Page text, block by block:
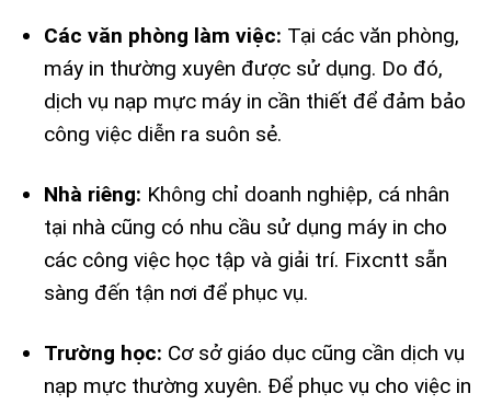
Các văn phòng làm việc: Tại các văn phòng,
máy in thường xuyên được sử dụng. Do đó,
dịch vụ nạp mực máy in cần thiết để đảm bảo
công việc diễn ra suôn sẻ.
Nhà riêng: Không chỉ doanh nghiệp, cá nhân
tại nhà cũng có nhu cầu sử dụng máy in cho
các công việc học tập và giải trí. Fixcntt sẵn
sàng đến tận nơi để phục vụ.
Trường học: Cơ sở giáo dục cũng cần dịch vụ
nạp mực thường xuyên. Để phục vụ cho việc in